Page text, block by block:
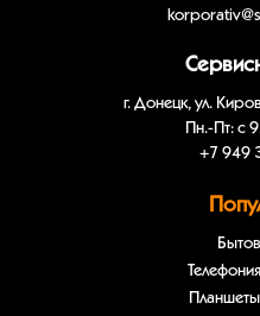
г. Донецк, ул.
Пн.-Пт: с
+7 949